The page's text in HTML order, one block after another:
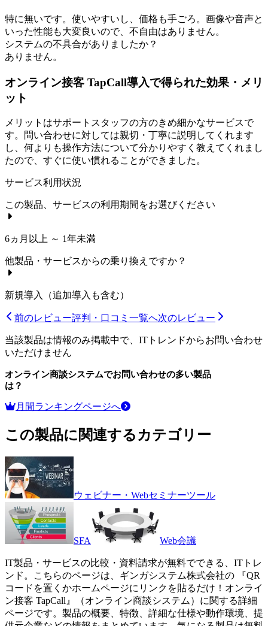
特に無いです。使いやすいし、価格も手ごろ。画像や音声と
いった性能も大変良いので、不自由はありません。
システムの不具合がありましたか？
ありません。
オンライン接客 TapCall導入で得られた効果・メリ
ット
メリットはサポートスタッフの方のきめ細かなサービスで
す。問い合わせに対しては親切・丁寧に説明してくれます
し、何よりも操作方法について分かりやすく教えてくれまし
たので、すぐに使い慣れることができました。
サービス利用状況
この製品、サービスの利用期間をお選びください
6ヵ月以上 ～ 1年未満
他製品・サービスからの乗り換えですか？
新規導入（追加導入も含む）
前のレビュー評判・口コミ一覧へ次のレビュー
当該製品は情報のみ掲載中で、ITトレンドからお問い合わせ
いただけません
オンライン商談システムでお問い合わせの多い製品
は？
月間ランキングページへ
この製品に関連するカテゴリー
ウェビナー・Webセミナーツール
SFA Web会議
IT製品・サービスの比較・資料請求が無料でできる、ITトレ
ンド。こちらのページは、 ギンガシステム株式会社の 『QR
コードを置くかホームページにリンクを貼るだけ！ オンライ
ン接客 TapCall 』（オンライン商談システム ）に関する詳細
ページです。製品の概要、特徴、詳細な仕様や動作環境、提